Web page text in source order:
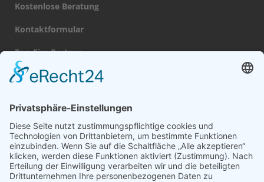
Kostenlose Beratung
Kontaktformular
Top-Fire Partner
Datenschutz
Navigation
Gas Kamin